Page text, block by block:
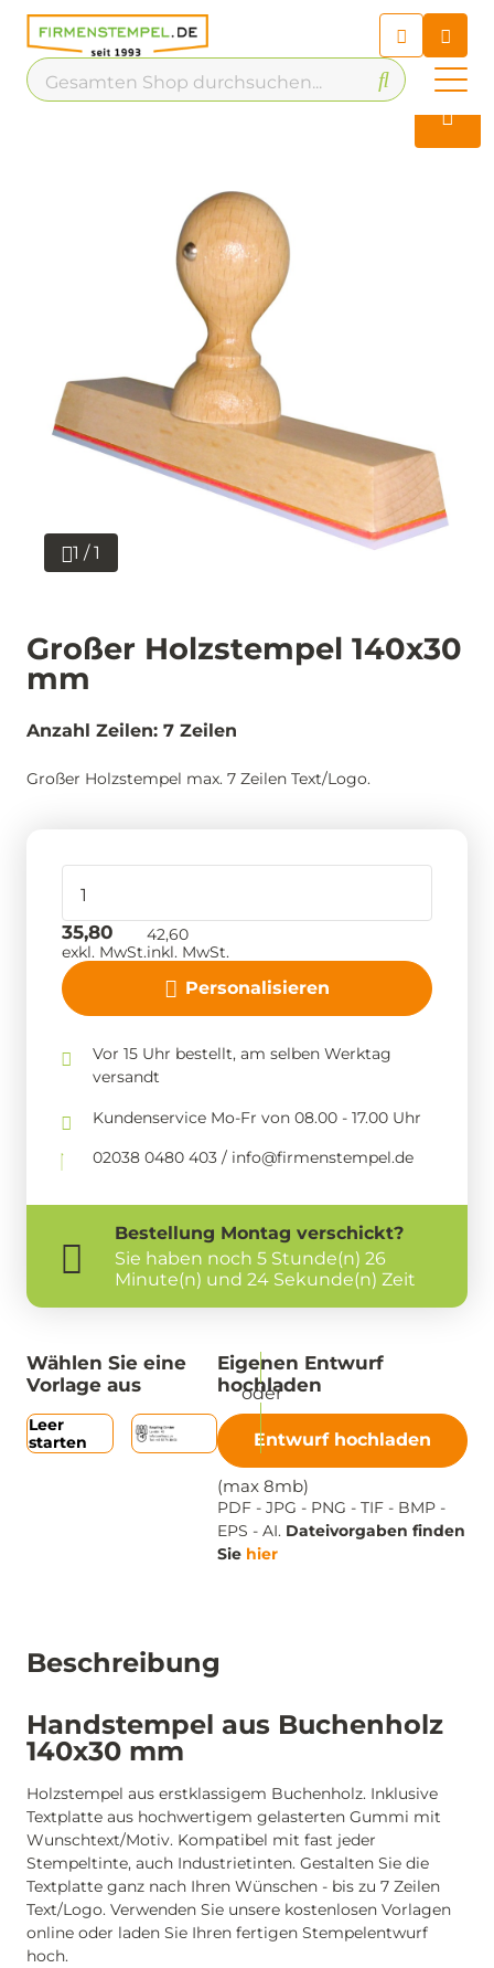
Chatbot
Chatten Sie 24/7 mit unserem
hilfreichen Chatbot
Kontakt
Beschreibung
Handstempel aus Buchenholz
140x30 mm
Holzstempel aus erstklassigem Buchenholz. Inklusive
Textplatte aus hochwertigem gelasterten Gummi mit
Wunschtext/Motiv. Kompatibel mit fast jeder
Stempeltinte, auch Industrietinten. Gestalten Sie die
Textplatte ganz nach Ihren Wünschen - bis zu 7 Zeilen
Text/Logo. Verwenden Sie unsere kostenlosen Vorlagen
online oder laden Sie Ihren fertigen Stempelentwurf
hoch.
1 / 1
Großer Holzstempel 140x30
mm
Anzahl Zeilen: 7 Zeilen
Großer Holzstempel max. 7 Zeilen Text/Logo.
Personalisieren
35,80
exkl. MwSt.
42,60
inkl. MwSt.
Vor 15 Uhr bestellt, am selben Werktag
versandt
Kundenservice Mo-Fr von 08.00 - 17.00 Uhr
02038 0480 403 / info@firmenstempel.de
Bestellung Montag verschickt?
Sie haben noch 5 Stunde(n) 26
Minute(n) und 24 Sekunde(n) Zeit
Wählen Sie eine
Vorlage aus
Leer
starten
Eigenen Entwurf
hochladen
Entwurf hochladen
(max 8mb)
PDF - JPG - PNG - TIF - BMP -
EPS - AI. Dateivorgaben finden
Sie hier